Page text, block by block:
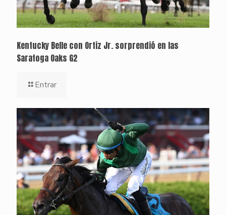
Kentucky Belle con Ortiz Jr. sorprendió en las
Saratoga Oaks G2
Entrar